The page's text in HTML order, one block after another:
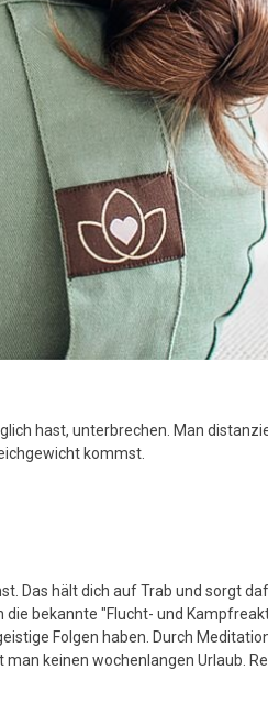
hast, unterbrechen. Man
kommst.
Das hält dich auf Trab und sorgt
bekannte "Flucht- und
Folgen haben. Durch
keinen wochenlangen Urlaub.